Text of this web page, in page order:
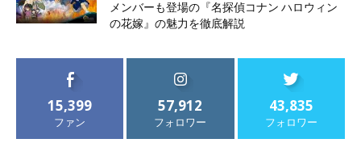
メンバーも登場の『名探偵コナン ハロウィン
の花嫁』の魅力を徹底解説
15,399
ファン
57,912
フォロワー
43,835
フォロワー